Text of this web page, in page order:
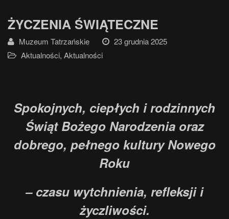
ŻYCZENIA ŚWIĄTECZNE
Muzeum Tatrzańskie
23 grudnia 2025
Aktualności, Aktualności
Spokojnych, ciepłych i rodzinnych
Świąt Bożego Narodzenia oraz
dobrego, pełnego kultury Nowego
Roku
– czasu wytchnienia, refleksji i
życzliwości.